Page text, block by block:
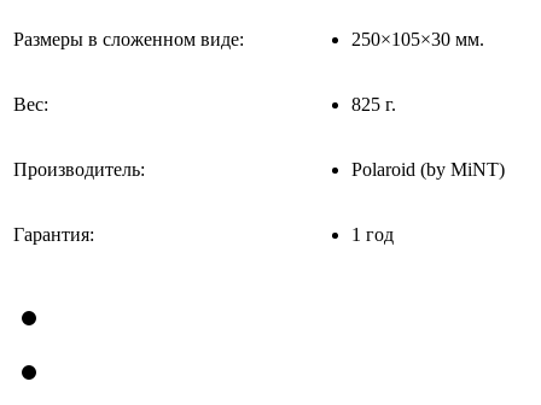
Размеры в сложенном виде: 250×105×30 мм.
Вес: 825 г.
Производитель: Polaroid (by MiNT)
Гарантия: 1 год